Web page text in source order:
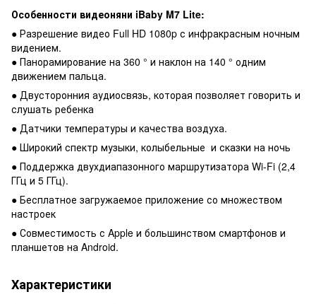
Особенности видеоняни iBaby M7 Lite:
● Разрешение видео Full HD 1080p с инфракрасным ночным
видением.
● Панорамирование на 360 ° и наклон на 140 ° одним
движением пальца.
● Двусторонния аудиосвязь, которая позволяет говорить и
слушать ребенка
● Датчики температуры и качества воздуха.
● Широкий спектр музыки, колыбельные и сказки на ночь
● Поддержка двухдиапазонного маршрутизатора Wi-Fi (2,4
ГГц и 5 ГГц).
● Бесплатное загружаемое приложение со множеством
настроек
● Совместимость с Apple и большинством смартфонов и
планшетов на Android.
Характеристики